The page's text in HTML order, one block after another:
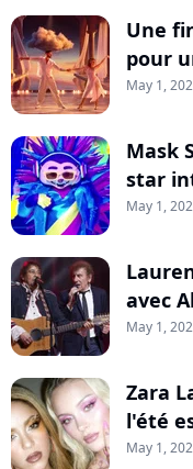
Une
pour
May 1,
Mask
star
May 1,
avec
May 1,
Zara
l'été
May 1,